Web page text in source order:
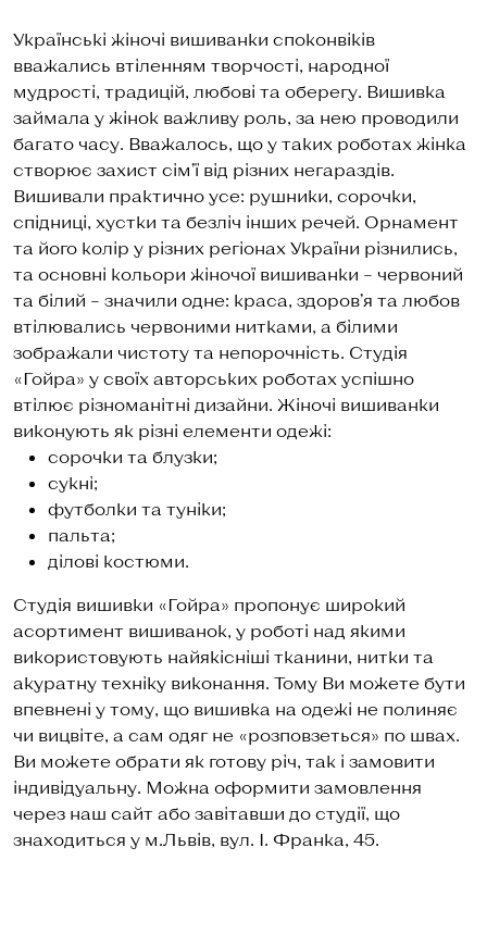
Українські жіночі вишиванки споконвіків
вважались втіленням творчості, народної
мудрості, традицій, любові та оберегу. Вишивка
займала у жінок важливу роль, за нею проводили
багато часу. Вважалось, що у таких роботах жінка
створює захист сім’ї від різних негараздів.
Вишивали практично усе: рушники, сорочки,
спідниці, хустки та безліч інших речей. Орнамент
та його колір у різних регіонах України різнились,
та основні кольори жіночої вишиванки – червоний
та білий – значили одне: краса, здоров’я та любов
втілювались червоними нитками, а білими
зображали чистоту та непорочність. Студія
«Гойра» у своїх авторських роботах успішно
втілює різноманітні дизайни. Жіночі вишиванки
виконують як різні елементи одежі:
сорочки та блузки;
сукні;
футболки та туніки;
пальта;
ділові костюми.
Студія вишивки «Гойра» пропонує широкий
асортимент вишиванок, у роботі над якими
використовують найякісніші тканини, нитки та
акуратну техніку виконання. Тому Ви можете бути
впевнені у тому, що вишивка на одежі не полиняє
чи вицвіте, а сам одяг не «розповзеться» по швах.
Ви можете обрати як готову річ, так і замовити
індивідуальну. Можна оформити замовлення
через наш сайт або завітавши до студії, що
знаходиться у м.Львів, вул. І. Франка, 45.